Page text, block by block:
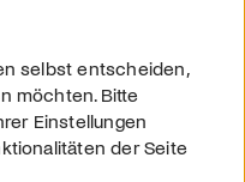
selbst entscheiden,
möchten. Bitte
Einstellungen
der Seite